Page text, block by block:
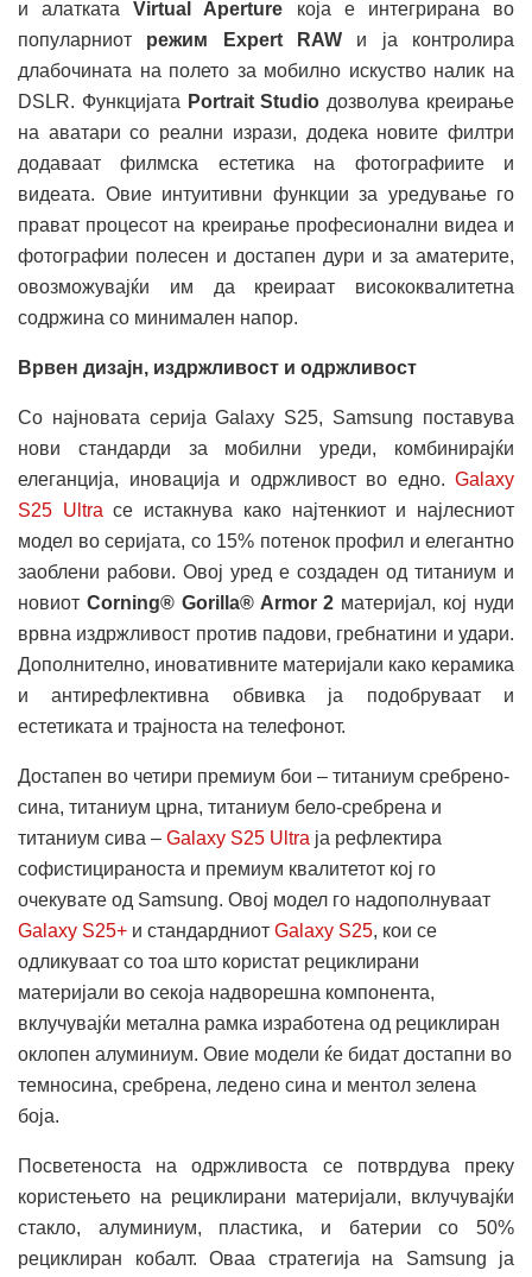
и алаткатаVirtual Aperture која е интегрирана во
популарниот режим Expert RAW и ја контролира
длабочината на полето за мобилно искуство налик на
DSLR. Функцијата Portrait Studio дозволува креирање
на аватари со реални изрази, додека новите филтри
додаваат филмска естетика на фотографиите и
видеата. Овие интуитивни функции за уредување го
прават процесот на креирање професионални видеа и
фотографии полесен и достапен дури и за аматерите,
овозможувајќи им да креираат висококвалитетна
содржина со минимален напор.
Врвен дизајн, издржливост и одржливост
Со најновата серија Galaxy S25, Samsung поставува
нови стандарди за мобилни уреди, комбинирајќи
елеганција, иновација и одржливост во едно. Galaxy
S25 Ultra се истакнува како најтенкиот и најлесниот
модел во серијата, со 15% потенок профил и елегантно
заоблени рабови. Овој уред е создаден од титаниум и
новиот Corning® Gorilla® Armor 2 материјал, кој нуди
врвна издржливост против падови, гребнатини и удари.
Дополнително, иновативните материјали како керамика
и антирефлективна обвивка ја подобруваат и
естетиката и трајноста на телефонот.
Достапен во четири премиум бои – титаниум сребрено-
сина, титаниум црна, титаниум бело-сребрена и
титаниум сива – Galaxy S25 Ultra ја рефлектира
софистицираноста и премиум квалитетот кој го
очекувате од Samsung. Овој модел го надополнуваат
Galaxy S25+ и стандардниот Galaxy S25, кои се
одликуваат со тоа што користат рециклирани
материјали во секоја надворешна компонента,
вклучувајќи метална рамка изработена од рециклиран
оклопен алуминиум. Овие модели ќе бидат достапни во
темносина, сребрена, ледено сина и ментол зелена
боја.
Посветеноста на одржливоста се потврдува преку
користењето на рециклирани материјали, вклучувајќи
стакло, алуминиум, пластика, и батерии со 50%
рециклиран кобалт. Оваа стратегија на Samsung ја